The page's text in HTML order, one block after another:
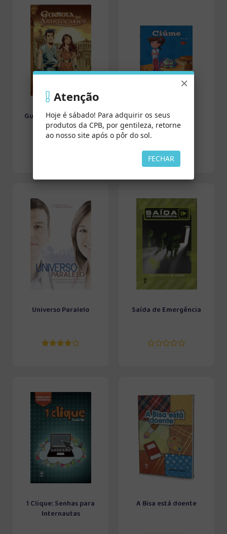
Guerra de Aristófanes
Ciúme - Série
Sentimentos
Universo Paralelo Saída de Emergência
1 Clique: Senhas para
Internautas
A Bisa está doente
×
Atenção
Hoje é sábado! Para adquirir os seus
produtos da CPB, por gentileza, retorne
ao nosso site após o pôr do sol.
FECHAR